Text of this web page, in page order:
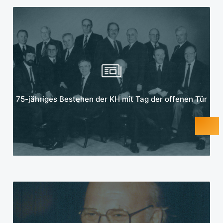
75-jähriges Bestehen der KH mit Tag der offenen Tür
Mehr erfahren